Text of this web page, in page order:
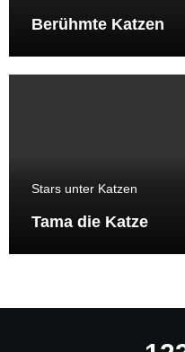
Berühmte Katzen
Stars unter Katzen
Tama die Katze